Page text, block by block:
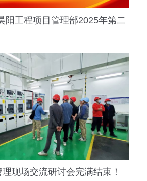
阳工程项目管理部2025年第二
现场交流研讨会完满结束！